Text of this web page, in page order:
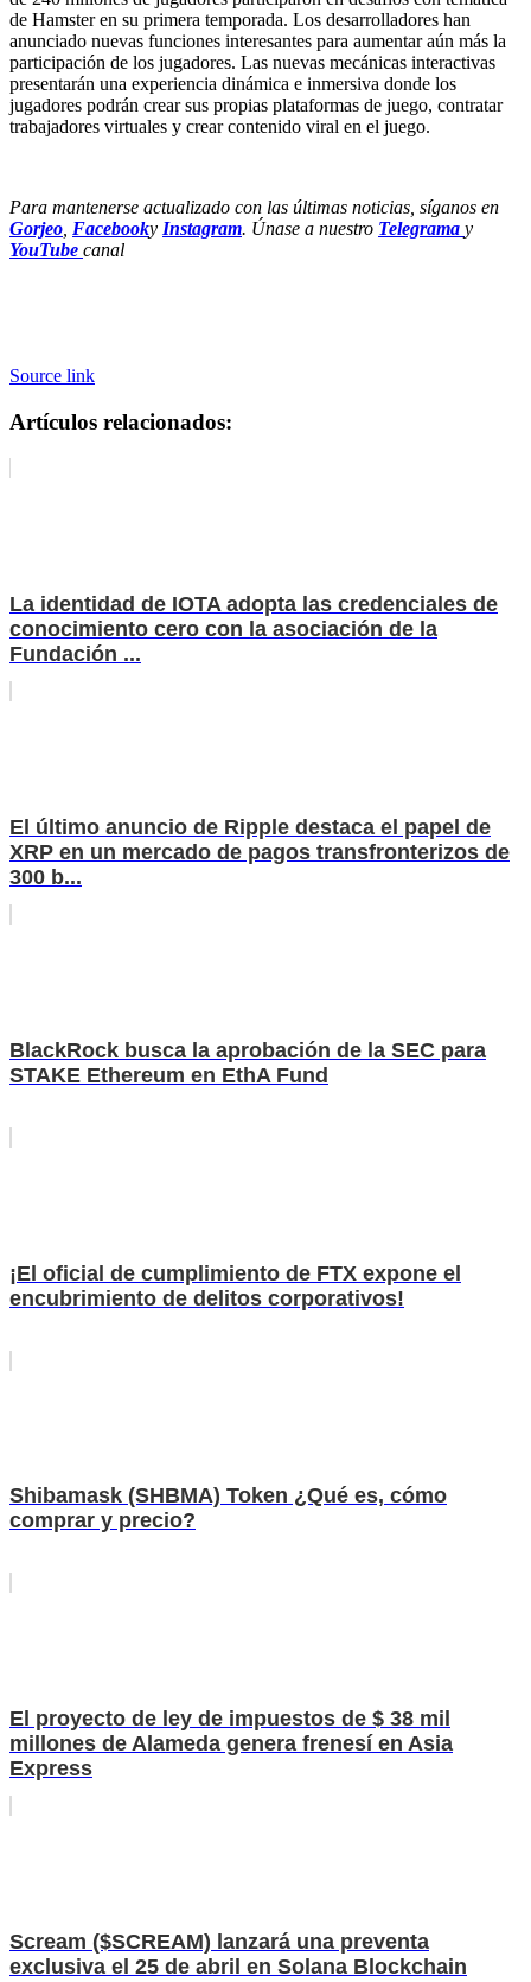
de Hamster en su primera temporada. Los desarrolladores han
anunciado nuevas funciones interesantes para aumentar aún más la
participación de los jugadores. Las nuevas mecánicas interactivas
presentarán una experiencia dinámica e inmersiva donde los
jugadores podrán crear sus propias plataformas de juego, contratar
trabajadores virtuales y crear contenido viral en el juego.
Para mantenerse actualizado con las últimas noticias, síganos en
Gorjeo Facebooky Instagram. Únase a nuestro Telegrama y
YouTube canal
Source link
Artículos relacionados:
La identidad de IOTA adopta las credenciales de
conocimiento cero con la asociación de la
Fundación ...
El último anuncio de Ripple destaca el papel de
XRP en un mercado de pagos transfronterizos de
300 b...
BlackRock busca la aprobación de la SEC para
STAKE Ethereum en EthA Fund
¡El oficial de cumplimiento de FTX expone el
encubrimiento de delitos corporativos!
Shibamask (SHBMA) Token ¿Qué es, cómo
comprar y precio?
El proyecto de ley de impuestos de $ 38 mil
millones de Alameda genera frenesí en Asia
Express
Scream ($SCREAM) lanzará una preventa
exclusiva el 25 de abril en Solana Blockchain